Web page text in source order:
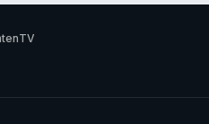
TV